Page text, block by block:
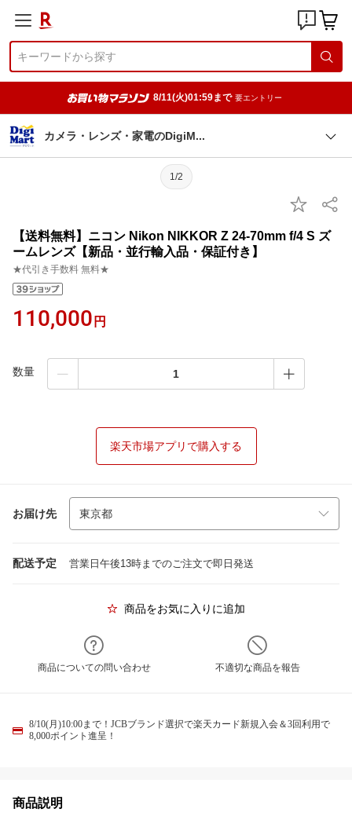
8/11(火)01:59まで 要エントリー
カメラ・レンズ・家電のDigiM
1/2
【送料無料】ニコン Nikon NIKKOR Z 24-70mm f/4 S ズ
ームレンズ【新品・並行輸入品・保証付き】
★代引き手数料 無料★
110,000 円
数量
楽天市場アプリで購入する
お届け先
配送予定 営業日午後13時までのご注文で即日発送
商品をお気に入りに追加
商品についての問い合わせ 不適切な商品を報告
8/10(月)10:00まで！JCBブランド選択で楽天カード新規入会＆3回利用で
8,000ポイント進呈！
商品説明